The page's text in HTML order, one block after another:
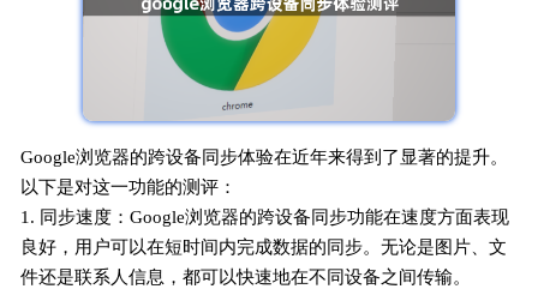
Google浏览器的跨设备同步体验在近年来得到了显著的提升。
以下是对这一功能的测评：
1. 同步速度：Google浏览器的跨设备同步功能在速度方面表现
良好，用户可以在短时间内完成数据的同步。无论是图片、文
件还是联系人信息，都可以快速地在不同设备之间传输。